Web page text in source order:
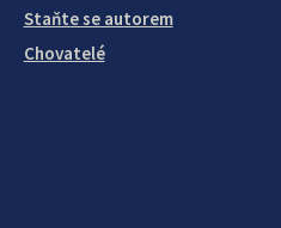
Staňte se autorem
Chovatelé